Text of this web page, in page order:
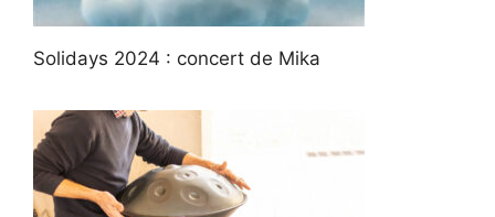
Solidays 2024 : concert de Mika